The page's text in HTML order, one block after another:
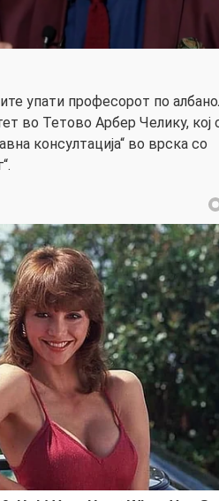
упати професорот по
во Тетово Арбер Челику, кој
консултација“ во врска со